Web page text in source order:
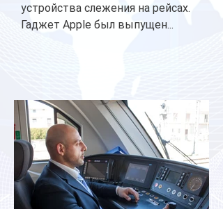
устройства слежения на рейсах.
Гаджет Apple был выпущен...